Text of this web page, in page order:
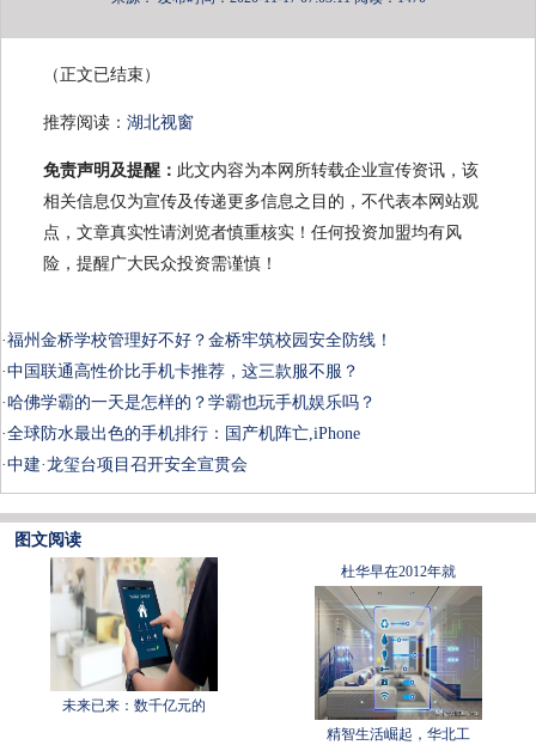
（正文已结束）
推荐阅读： 湖北视窗
免责声明及提醒： 此文内容为本网所转载企业宣传资讯，该
相关信息仅为宣传及传递更多信息之目的，不代表本网站观
点，文章真实性请浏览者慎重核实！任何投资加盟均有风
险，提醒广大民众投资需谨慎！
·福州金桥学校管理好不好？金桥牢筑校园安全防线！
·中国联通高性价比手机卡推荐，这三款服不服？
·哈佛学霸的一天是怎样的？学霸也玩手机娱乐吗？
·全球防水最出色的手机排行：国产机阵亡,iPhone
·中建·龙玺台项目召开安全宣贯会
图文阅读
未来已来：数千亿元的
杜华早在2012年就
精智生活崛起，华北工